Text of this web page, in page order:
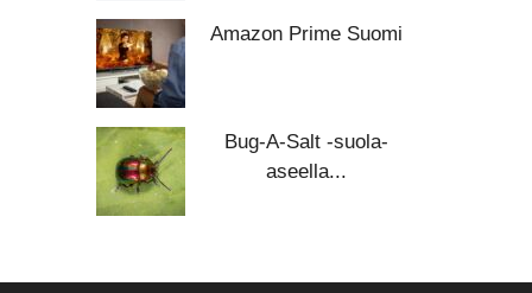
Amazon Prime Suomi
Bug-A-Salt -suola-
aseella...